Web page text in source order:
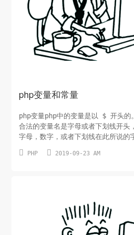
php变量和常量
php变量php中的变量是以 $ 开头的
合法的变量名是字母或者下划线开头
字母，数字，或者下划线在此所说
是传值赋值$a $_a $张三 // 合法
 PHP  2019-09-23 AM